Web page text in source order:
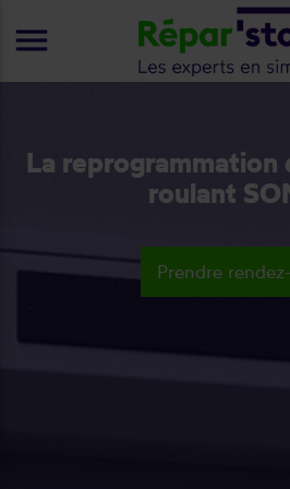
La
roulant
Prendre
menu